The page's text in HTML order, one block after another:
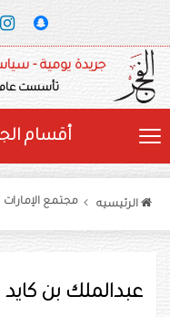
جريدة يومية -
تأسست عام
أقسام
الرئيسيه مجتمع الإمارات
عبدالملك بن